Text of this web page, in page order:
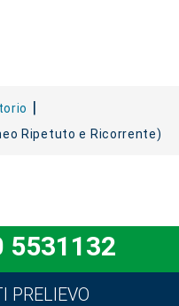
Ripetuto e Ricorrente)
5531132
PRELIEVO